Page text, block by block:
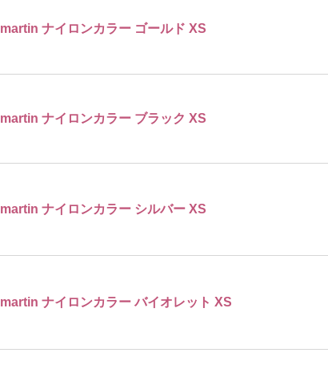
martin ナイロンカラー ゴールド XS
martin ナイロンカラー ブラック XS
martin ナイロンカラー シルバー XS
martin ナイロンカラー バイオレット XS